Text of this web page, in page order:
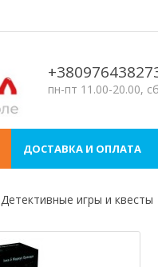
пн-пт 11.00-20.00,
ДОСТАВКА И ОПЛАТА
Детективные игры и квесты